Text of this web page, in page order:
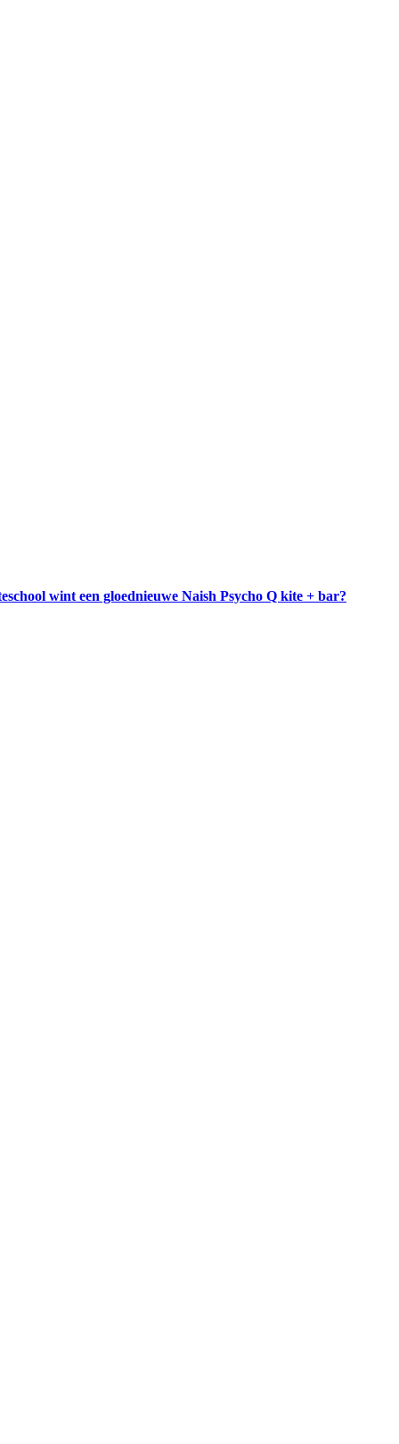
wint een gloednieuwe Naish Psycho Q kite + bar?